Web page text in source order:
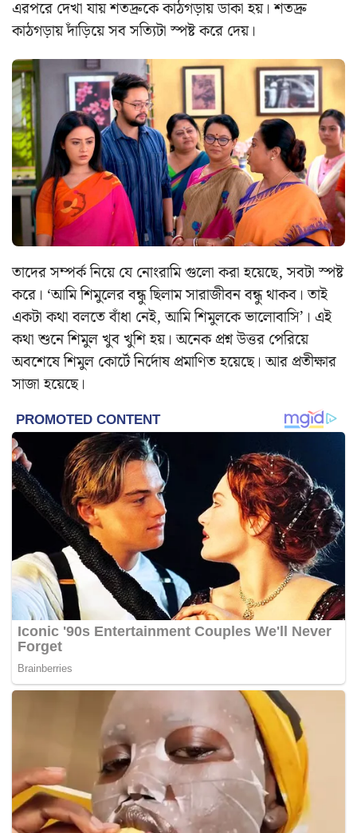
এরপরে দেখা যায় শতদ্রুকে কাঠগড়ায় ডাকা হয়। শতদ্রু
কাঠগড়ায় দাঁড়িয়ে সব সত্যিটা স্পষ্ট করে দেয়।
তাদের সম্পর্ক নিয়ে যে নোংরামি গুলো করা হয়েছে, সবটা স্পষ্ট
করে। ‘আমি শিমুলের বন্ধু ছিলাম সারাজীবন বন্ধু থাকব। তাই
একটা কথা বলতে বাঁধা নেই, আমি শিমুলকে ভালোবাসি’। এই
কথা শুনে শিমুল খুব খুশি হয়। অনেক প্রশ্ন উত্তর পেরিয়ে
অবশেষে শিমুল কোর্টে নির্দোষ প্রমাণিত হয়েছে। আর প্রতীক্ষার
সাজা হয়েছে।